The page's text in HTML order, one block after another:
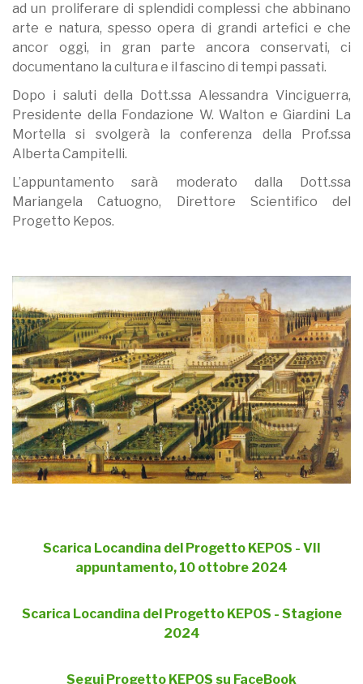
ad un proliferare di splendidi complessi che abbinano
arte e natura, spesso opera di grandi artefici e che
ancor oggi, in gran parte ancora conservati, ci
documentano la cultura e il fascino di tempi passati.
Dopo i saluti della Dott.ssa Alessandra Vinciguerra,
Presidente della Fondazione W. Walton e Giardini La
Mortella si svolgerà la conferenza della Prof.ssa
Alberta Campitelli.
L’appuntamento sarà moderato dalla Dott.ssa
Mariangela Catuogno, Direttore Scientifico del
Progetto Kepos.
Scarica Locandina del Progetto KEPOS - VII
appuntamento, 10 ottobre 2024
Scarica Locandina del Progetto KEPOS - Stagione
2024
Segui Progetto KEPOS su FaceBook